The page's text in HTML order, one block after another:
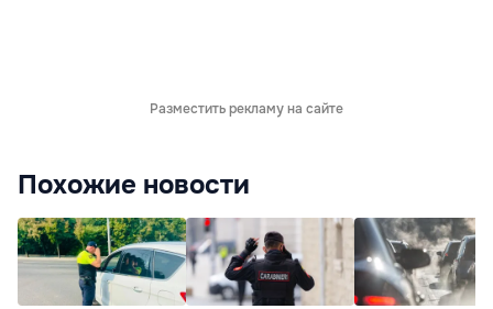
Разместить рекламу на сайте
Похожие новости